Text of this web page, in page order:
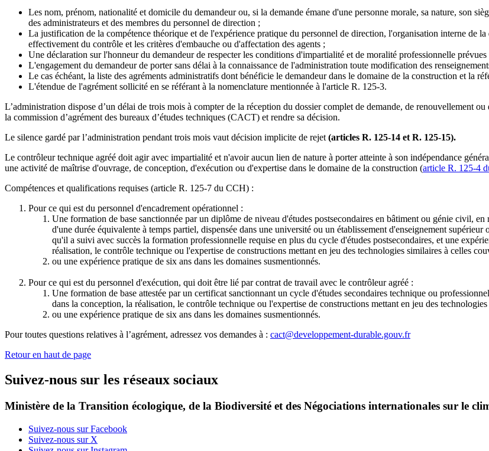
Les nom, prénom, nationalité et domicile du demandeur ou, si la demande émane d'une personne morale, sa nature, son
des administrateurs et des membres du personnel de direction ;
La justification de la compétence théorique et de l'expérience pratique du personnel de direction, l'organisation interne de
effectivement du contrôle et les critères d'embauche ou d'affectation des agents ;
Une déclaration sur l'honneur du demandeur de respecter les conditions d'impartialité et de moralité professionnelle
L'engagement du demandeur de porter sans délai à la connaissance de l'administration toute modification des
Le cas échéant, la liste des agréments administratifs dont bénéficie le demandeur dans le domaine de la construction et la
L'étendue de l'agrément sollicité en se référant à la nomenclature mentionnée à l'article R. 125-3.
L’administration dispose d’un délai de trois mois à compter de la réception du dossier complet de demande, de renouvellement
la commission d’agrément des bureaux d’études techniques (CACT) et rendre sa décision.
Le silence gardé par l’administration pendant trois mois vaut décision implicite de rejet(articles R. 125-14 et R. 125-15).
Le contrôleur technique agréé doit agir avec impartialité et n'avoir aucun lien de nature à porter atteinte à son indépendance
une activité de maîtrise d'ouvrage, de conception, d'exécution ou d'expertise dans le domaine de la construction (article R. 125-4
Compétences et qualifications requises (article R. 125-7 du CCH) :
Pour ce qui est du personnel d'encadrement opérationnel :
Une formation de base sanctionnée par un diplôme de niveau d'études postsecondaires en bâtiment ou génie civil,
d'une durée équivalente à temps partiel, dispensée dans une université ou un établissement d'enseignement
qu'il a suivi avec succès la formation professionnelle requise en plus du cycle d'études postsecondaires, et une
réalisation, le contrôle technique ou l'expertise de constructions mettant en jeu des technologies similaires à celles
ou une expérience pratique de six ans dans les domaines susmentionnés.
Pour ce qui est du personnel d'exécution, qui doit être lié par contrat de travail avec le contrôleur agréé :
Une formation de base attestée par un certificat sanctionnant un cycle d'études secondaires technique ou
dans la conception, la réalisation, le contrôle technique ou l'expertise de constructions mettant en jeu des
ou une expérience pratique de six ans dans les domaines susmentionnés.
Pour toutes questions relatives à l’agrément, adressez vos demandes à : cact@developpement-durable.gouv.fr
Retour en haut de page
Suivez-nous sur les réseaux sociaux
Ministère de la Transition écologique, de la Biodiversité et des Négociations internationales sur le
Suivez-nous sur Facebook
Suivez-nous sur X